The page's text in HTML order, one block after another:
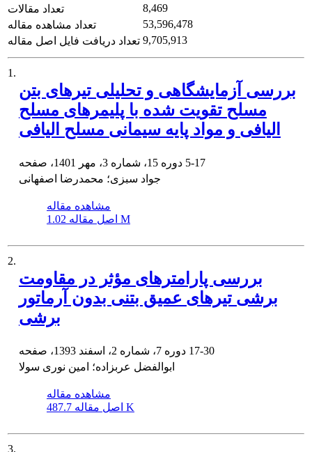
تعداد مقالات
8,469
تعداد مشاهده مقاله
53,596,478
تعداد دریافت فایل اصل مقاله 9,705,913
1.
بررسی آزمایشگاهی و تحلیلی تیرهای بتن
مسلح تقویت شده با پلیمرهای مسلح
الیافی و مواد پایه سیمانی مسلح الیافی
5-17
جواد سبزی؛ محمدرضا اصفهانی
مشاهده مقاله
اصل مقاله 1.02 M
2.
بررسی پارامترهای مؤثر در مقاومت
برشی تیرهای عمیق بتنی بدون آرماتور
برشی
17-30
ابوالفضل عربزاده؛ امین نوری سولا
مشاهده مقاله
اصل مقاله 487.7 K
3.